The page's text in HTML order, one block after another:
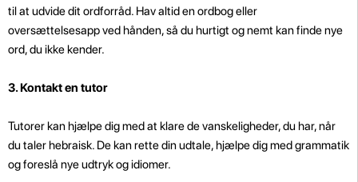
til at udvide dit ordforråd. Hav altid en ordbog eller
oversættelsesapp ved hånden, så du hurtigt og nemt kan finde nye
ord, du ikke kender.
3. Kontakt en tutor
Tutorer kan hjælpe dig med at klare de vanskeligheder, du har, når
du taler hebraisk. De kan rette din udtale, hjælpe dig med grammatik
og foreslå nye udtryk og idiomer.